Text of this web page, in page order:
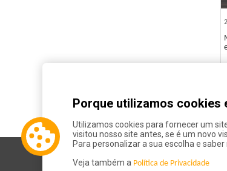
Porque utilizamos cookies
Utilizamos cookies para fornecer um
visitou nosso site antes, se é um novo
Para personalizar a sua escolha e
Veja também a Política de Privacidade